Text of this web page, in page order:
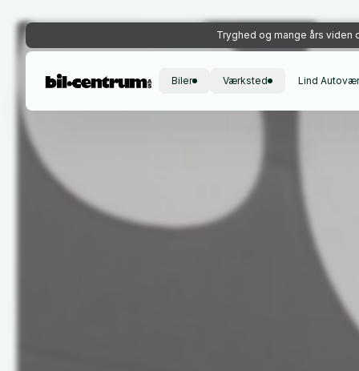
Tryghed og mange års viden
Biler Værksted Lind